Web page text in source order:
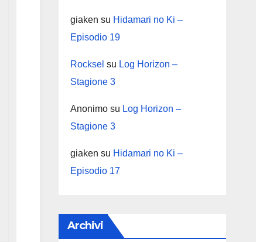
giaken su Hidamari no Ki –
Episodio 19
Rocksel su Log Horizon –
Stagione 3
Anonimosu Log Horizon –
Stagione 3
giaken su Hidamari no Ki –
Episodio 17
Archivi